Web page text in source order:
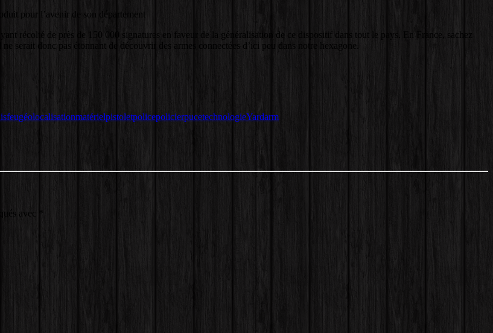
pour l’avenir de son département
récolté de près de 150 000 signatures en faveur de la généralisation de ce dispositif dans tout le pays. En France, sachez
serait donc pas étonnant de découvrir des armes connectées d’ici peu dans notre hexagone.
feugéolocalisationmatérielpistoletpolicepolicierpucetechnologieYardarm
avec *